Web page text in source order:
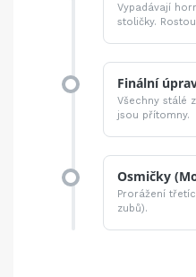
Vypadávají
stoličky.
Finální
Všechny stálé
jsou přítomny.
Osmičky
Prorážení
zubů).